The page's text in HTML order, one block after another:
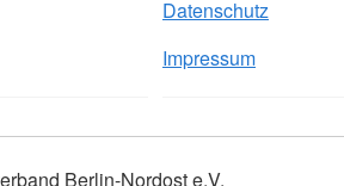
Datenschutz
Impressum
Berlin-Nordost e.V.